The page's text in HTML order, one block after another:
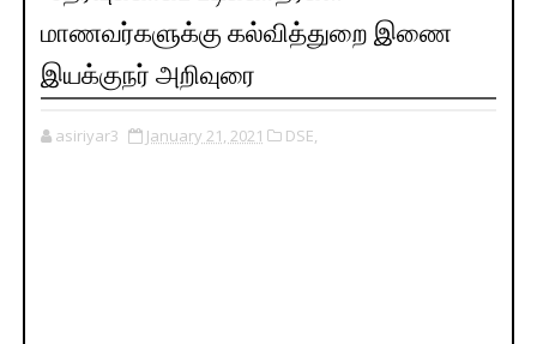
மாணவர்களுக்கு கல்வித்துறை இணை
இயக்குநர் அறிவுரை
asiriyar3 January 21, 2021 DSE,